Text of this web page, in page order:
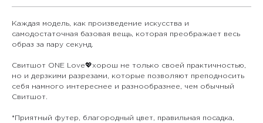
Каждая модель, как произведение искусства и
самодостаточная базовая вещь, которая преображает весь
образ за пару секунд.
Свитшот ONE Love💖хорош не только своей практичностью,
но и дерзкими разрезами, которые позволяют преподносить
себя намного интереснее и разнообразнее, чем обычный
Свитшот.
*Приятный футер, благородный цвет, правильная посадка,
WhatsApp
Вконтакте
Сотрудничество Подарочные сертификаты
Индивидуальный заказ
Как сделать возврат